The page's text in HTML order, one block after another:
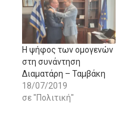
Η ψήφος των ομογενών
στη συνάντηση
Διαματάρη – Ταμβάκη
18/07/2019
σε "Πολιτική"